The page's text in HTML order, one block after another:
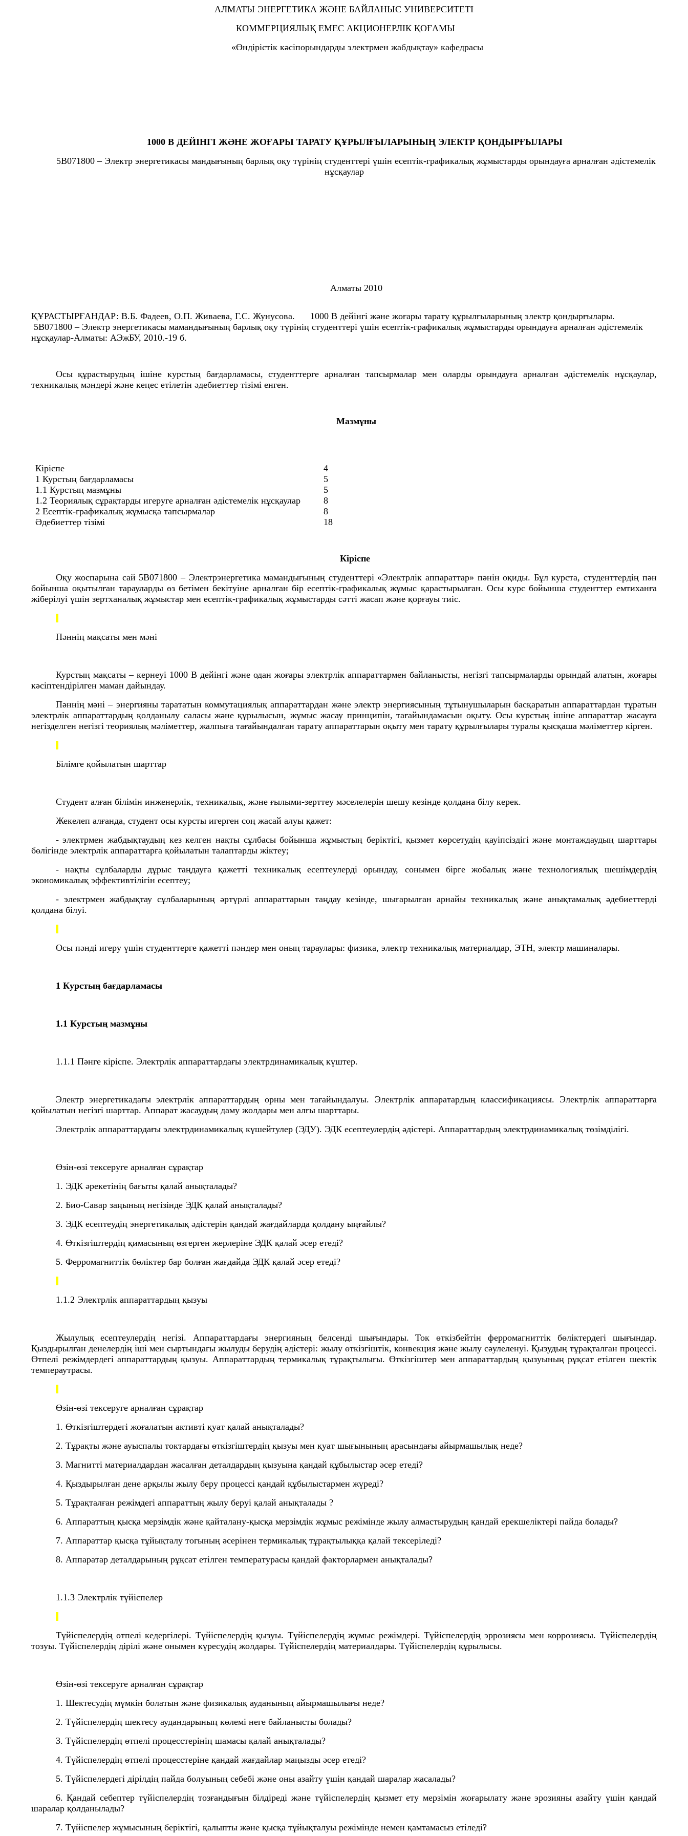
АЛМАТЫ ЭНЕРГЕТИКА ЖӘНЕ БАЙЛАНЫС УНИВЕРСИТЕТІ
КОММЕРЦИЯЛЫҚ ЕМЕС АКЦИОНЕРЛІК ҚОҒАМЫ
«Өндірістік кәсіпорындарды электрмен жабдықтау» кафедрасы
1000 В ДЕЙІНГІ ЖӘНЕ ЖОҒАРЫ ТАРАТУ ҚҰРЫЛҒЫЛАРЫНЫҢ ЭЛЕКТР ҚОНДЫРҒЫЛАРЫ
5В071800 – Электр энергетикасы мандығының барлық оқу түрінің студенттері үшін есептік-графикалық жұмыстарды орындауға арналған әдістемелік
нұсқаулар
Алматы 2010
ҚҰРАСТЫРҒАНДАР: В.Б. Фадеев, О.П. Живаева, Г.С. Жунусова. 1000 В дейінгі және жоғары тарату құрылғыларының электр қондырғылары.
5В071800 – Электр энергетикасы мамандығының барлық оқу түрінің студенттері үшін есептік-графикалық жұмыстарды орындауға арналған әдістемелік
нұсқаулар-Алматы: АЭжБУ, 2010.-19 б.
Осы құрастырудың ішіне курстың бағдарламасы, студенттерге арналған тапсырмалар мен оларды орындауға арналған әдістемелік нұсқаулар,
техникалық мәндері және кеңес етілетін әдебиеттер тізімі енген.
Мазмұны
Кіріспе
4
1 Курстың бағдарламасы
5
1.1 Курстың мазмұны
5
1.2 Теориялық сұрақтарды игеруге арналған әдістемелік нұсқаулар
8
2 Есептік-графикалық жұмысқа тапсырмалар
8
Әдебиеттер тізімі
18
Кіріспе
Оқу жоспарына сай 5В071800 – Электрэнергетика мамандығының студенттері «Электрлік аппараттар» пәнін оқиды. Бұл курста, студенттердің пән
бойынша оқытылған тарауларды өз бетімен бекітуіне арналған бір есептік-графикалық жұмыс қарастырылған. Осы курс бойынша студенттер емтиханға
жіберілуі үшін зертханалық жұмыстар мен есептік-графикалық жұмыстарды сәтті жасап және қорғауы тиіс.
Пәннің мақсаты мен мәні
Курстың мақсаты – кернеуі 1000 В дейінгі және одан жоғары электрлік аппараттармен байланысты, негізгі тапсырмаларды орындай алатын, жоғары
кәсіптендірілген маман дайындау.
Пәннің мәні – энергияны тарататын коммутациялық аппараттардан және электр энергиясының тұтынушыларын басқаратын аппараттардан тұратын
электрлік аппараттардың қолданылу саласы және құрылысын, жұмыс жасау принципін, тағайындамасын оқыту. Осы курстың ішіне аппараттар жасауға
негізделген негізгі теориялық мәліметтер, жалпыға тағайындалған тарату аппараттарын оқыту мен тарату құрылғылары туралы қысқаша мәліметтер кірген.
Білімге қойылатын шарттар
Студент алған білімін инженерлік, техникалық, және ғылыми-зерттеу мәселелерін шешу кезінде қолдана білу керек.
Жекелеп алғанда, студент осы курсты игерген соң жасай алуы қажет:
- электрмен жабдықтаудың кез келген нақты сұлбасы бойынша жұмыстың беріктігі, қызмет көрсетудің қауіпсіздігі және монтаждаудың шарттары
бөлігінде электрлік аппараттарға қойылатын талаптарды жіктеу;
- нақты сұлбаларды дұрыс таңдауға қажетті техникалық есептеулерді орындау, сонымен бірге жобалық және технологиялық шешімдердің
экономикалық эффективтілігін есептеу;
- электрмен жабдықтау сұлбаларының әртүрлі аппараттарын таңдау кезінде, шығарылған арнайы техникалық және анықтамалық әдебиеттерді
қолдана білуі.
Осы пәнді игеру үшін студенттерге қажетті пәндер мен оның тараулары: физика, электр техникалық материалдар, ЭТН, электр машиналары.
1 Курстың бағдарламасы
1.1 Курстың мазмұны
1.1.1 Пәнге кіріспе. Электрлік аппараттардағы электрдинамикалық күштер.
Электр энергетикадағы электрлік аппараттардың орны мен тағайындалуы. Электрлік аппаратардың классификациясы. Электрлік аппараттарға
қойылатын негізгі шарттар. Аппарат жасаудың даму жолдары мен алғы шарттары.
Электрлік аппараттардағы электрдинамикалық күшейтулер (ЭДУ). ЭДК есептеулердің әдістері. Аппараттардың электрдинамикалық төзімділігі.
Өзін-өзі тексеруге арналған сұрақтар
1. ЭДК әрекетінің бағыты қалай анықталады?
2. Био-Савар заңының негізінде ЭДК қалай анықталады?
3. ЭДК есептеудің энергетикалық әдістерін қандай жағдайларда қолдану ыңғайлы?
4. Өткізгіштердің қимасының өзгерген жерлеріне ЭДК қалай әсер етеді?
5. Ферромагниттік бөліктер бар болған жағдайда ЭДК қалай әсер етеді?
1.1.2 Электрлік аппараттардың қызуы
Жылулық есептеулердің негізі. Аппараттардағы энергияның белсенді шығындары. Ток өткізбейтін ферромагниттік бөліктердегі шығындар.
Қыздырылған денелердің іші мен сыртындағы жылуды берудің әдістері: жылу өткізгіштік, конвекция және жылу сәулеленуі. Қызудың тұрақталған процессі.
Өтпелі режімдердегі аппараттардың қызуы. Аппараттардың термикалық тұрақтылығы. Өткізгіштер мен аппараттардың қызуының рұқсат етілген шектік
темпераутрасы.
Өзін-өзі тексеруге арналған сұрақтар
1. Өткізгіштердегі жоғалатын активті қуат қалай анықталады?
2. Тұрақты және ауыспалы токтардағы өткізгіштердің қызуы мен қуат шығынының арасындағы айырмашылық неде?
3. Магнитті материалдардан жасалған деталдардың қызуына қандай құбылыстар әсер етеді?
4. Қыздырылған дене арқылы жылу беру процессі қандай құбылыстармен жүреді?
5. Тұрақталған режімдегі аппараттың жылу беруі қалай анықталады ?
6. Аппараттың қысқа мерзімдік және қайталану-қысқа мерзімдік жұмыс режімінде жылу алмастырудың қандай ерекшеліктері пайда болады?
7. Аппараттар қысқа тұйықталу тогының әсерінен термикалық тұрақтылыққа қалай тексеріледі?
8. Аппаратар деталдарының рұқсат етілген температурасы қандай факторлармен анықталады?
1.1.3 Электрлік түйіспелер
Түйіспелердің өтпелі кедергілері. Түйіспелердің қызуы. Түйіспелердің жұмыс режімдері. Түйіспелердің эррозиясы мен коррозиясы. Түйіспелердің
тозуы. Түйіспелердің дірілі және онымен күресудің жолдары. Түйіспелердің материалдары. Түйіспелердің құрылысы.
Өзін-өзі тексеруге арналған сұрақтар
1. Шектесудің мүмкін болатын және физикалық ауданының айырмашылығы неде?
2. Түйіспелердің шектесу аудандарының көлемі неге байланысты болады?
3. Түйіспелердің өтпелі процесстерінің шамасы қалай анықталады?
4. Түйіспелердің өтпелі процесстеріне қандай жағдайлар маңызды әсер етеді?
5. Түйіспелердегі дірілдің пайда болуының себебі және оны азайту үшін қандай шаралар жасалады?
6. Қандай себептер түйіспелердің тозғандығын білдіреді және түйіспелердің қызмет ету мерзімін жоғарылату және эрозияны азайту үшін қандай
шаралар қолданылады?
7. Түйіспелер жұмысының беріктігі, қалыпты және қысқа тұйықталуы режімінде немен қамтамасыз етіледі?